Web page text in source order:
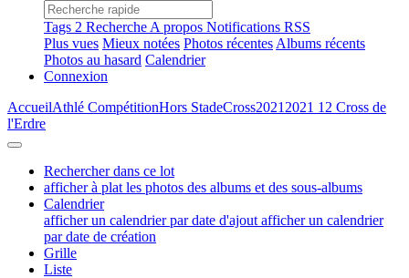
Tags 2 Recherche A propos Notifications RSS
Plus vues Mieux notées Photos récentes Albums récents
Photos au hasard Calendrier
Connexion
AccueilAthlé CompétitionHors StadeCross2021 2021 12 Cross de
l'Erdre
Rechercher dans ce lot
afficher à plat les photos des albums et des sous-albums
Calendrier
afficher un calendrier par date d'ajout afficher un calendrier
par date de création
Grille
Liste